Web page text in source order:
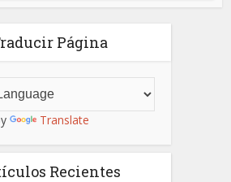
Página
Translate
Recientes